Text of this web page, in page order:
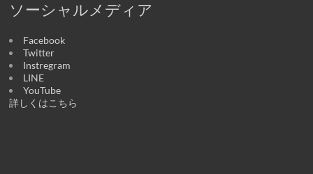
ソーシャルメディア
Facebook
Twitter
Instregram
LINE
YouTube
詳しくはこちら